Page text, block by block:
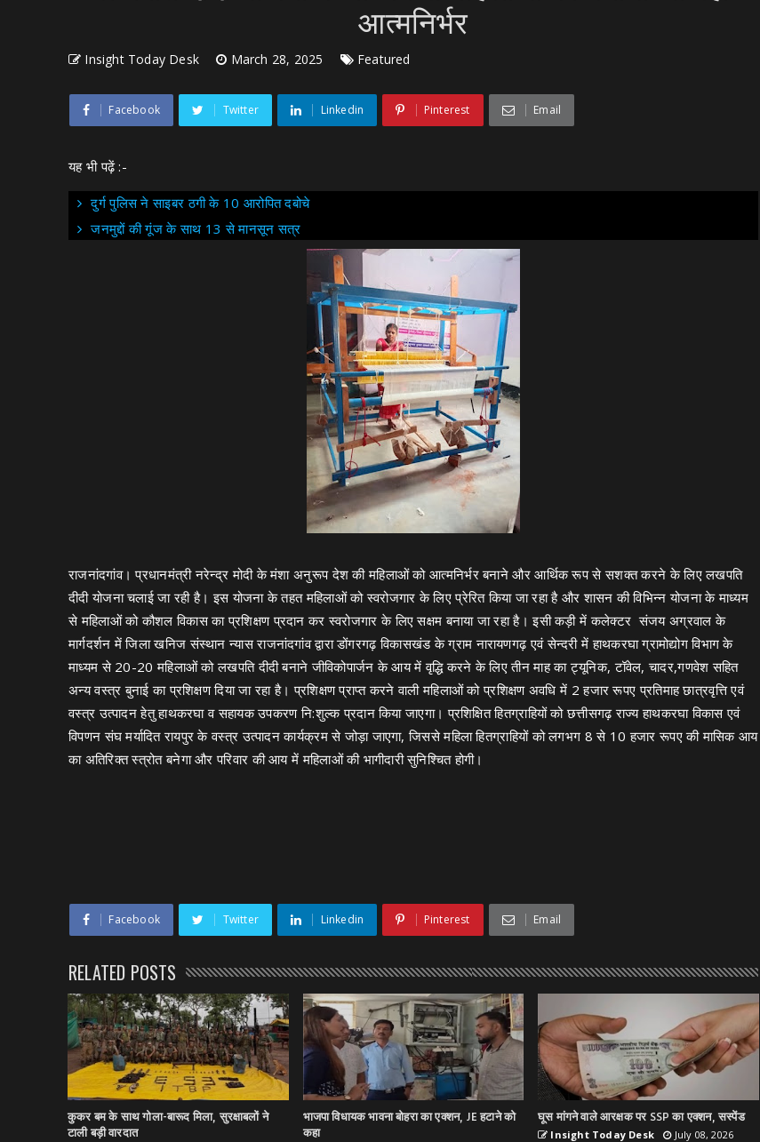
आत्मनिर्भर
Insight Today Desk March 28, 2025 Featured
Facebook Twitter Linkedin Pinterest Email
यह भी पढ़ें :-
दुर्ग पुलिस ने साइबर ठगी के 10 आरोपित दबोचे
जनमुद्दों की गूंज के साथ 13 से मानसून सत्र
राजनांदगांव। प्रधानमंत्री नरेन्द्र मोदी के मंशा अनुरूप देश की महिलाओं को आत्मनिर्भर बनाने और आर्थिक रूप से सशक्त करने के लिए लखपति
दीदी योजना चलाई जा रही है। इस योजना के तहत महिलाओं को स्वरोजगार के लिए प्रेरित किया जा रहा है और शासन की विभिन्न योजना के माध्यम
से महिलाओं को कौशल विकास का प्रशिक्षण प्रदान कर स्वरोजगार के लिए सक्षम बनाया जा रहा है। इसी कड़ी में कलेक्टर संजय अग्रवाल के
मार्गदर्शन में जिला खनिज संस्थान न्यास राजनांदगांव द्वारा डोंगरगढ़ विकासखंड के ग्राम नारायणगढ़ एवं सेन्दरी में हाथकरघा ग्रामोद्योग विभाग के
माध्यम से 20-20 महिलाओं को लखपति दीदी बनाने जीविकोपार्जन के आय में वृद्धि करने के लिए तीन माह का ट्यूनिक, टॉवेल, चादर,गणवेश सहित
अन्य वस्त्र बुनाई का प्रशिक्षण दिया जा रहा है। प्रशिक्षण प्राप्त करने वाली महिलाओं को प्रशिक्षण अवधि में 2 हजार रूपए प्रतिमाह छात्रवृत्ति एवं
वस्त्र उत्पादन हेतु हाथकरघा व सहायक उपकरण नि:शुल्क प्रदान किया जाएगा। प्रशिक्षित हितग्राहियों को छत्तीसगढ़ राज्य हाथकरघा विकास एवं
विपणन संघ मर्यादित रायपुर के वस्त्र उत्पादन कार्यक्रम से जोड़ा जाएगा, जिससे महिला हितग्राहियों को लगभग 8 से 10 हजार रूपए की मासिक आय
का अतिरिक्त स्त्रोत बनेगा और परिवार की आय में महिलाओं की भागीदारी सुनिश्चित होगी।
Facebook Twitter Linkedin Pinterest Email
RELATED POSTS
कुकर बम के साथ गोला-बारूद मिला, सुरक्षाबलों ने
टाली बड़ी वारदात
भाजपा विधायक भावना बोहरा का एक्शन, JE हटाने को
कहा
घूस मांगने वाले आरक्षक पर SSP का एक्शन, सस्पेंड
Insight Today Desk July 08, 2026